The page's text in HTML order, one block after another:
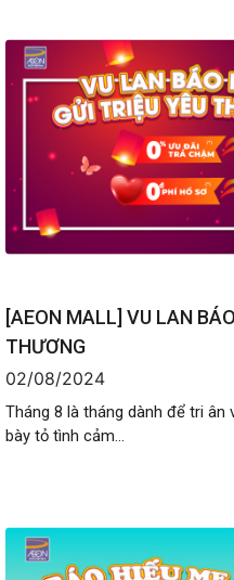
[AEON MALL] VU LAN
THƯƠNG
02/08/2024
Tháng 8 là tháng dành để tri ân
bày tỏ tình cảm...